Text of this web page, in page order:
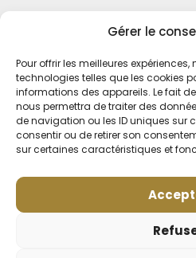
Gérer le
Pour offrir les meilleures
technologies telles que les cookies
informations des appareils. Le fait
nous permettra de traiter des
de navigation ou les ID uniques sur
consentir ou de retirer son
sur certaines caractéristiques et
OUVERT TOUS
Voir nos
MENTIONS
POLITIQUE DE